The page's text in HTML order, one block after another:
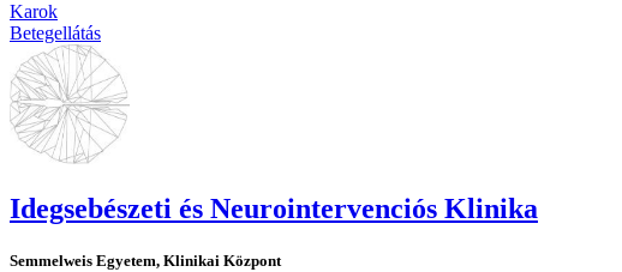
Karok
Betegellátás
Idegsebészeti és Neurointervenciós Klinika
Semmelweis Egyetem, Klinikai Központ